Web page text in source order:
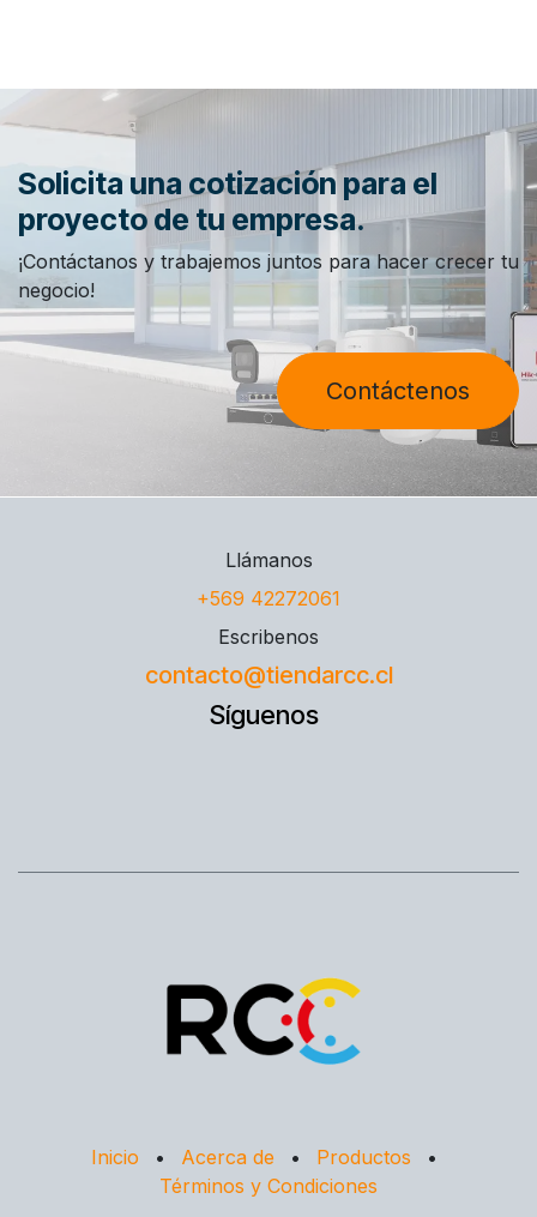
Solicita una cotización para el
proyecto de tu empresa.
¡Contáctanos y trabajemos juntos para hacer crecer tu
negocio!
Contáctenos
Llámanos
+569 42272061
Escribenos
contacto@tiendarcc.cl
Síguenos
Inicio • Acerca de • Productos
•
Términos y Condiciones